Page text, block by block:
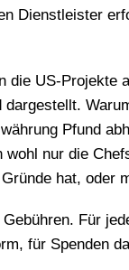
Dienst­leis­ter
die US-Pro­jek­te
Pfund
nur die
hat, oder
Für
für Spen­den